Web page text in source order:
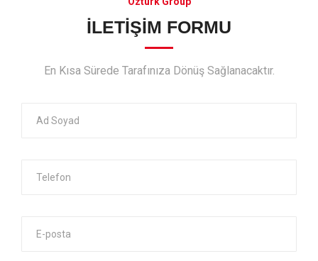
İLETİŞİM FORMU
En Kısa Sürede Tarafınıza Dönüş Sağlanacaktır.